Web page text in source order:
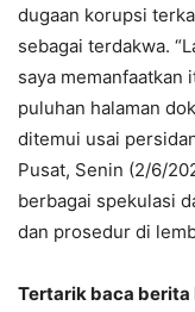
dugaan korupsi
sebagai terdakwa.
saya memanfaatkan
puluhan halaman
ditemui usai
Pusat, Senin (2/6/
berbagai spekulasi
dan prosedur di
Tertarik baca berita